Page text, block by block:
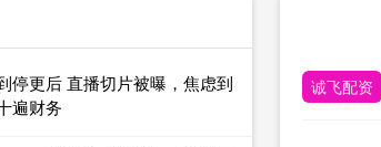
诚飞配资
停更后 直播切片被曝，焦虑到
遍财务